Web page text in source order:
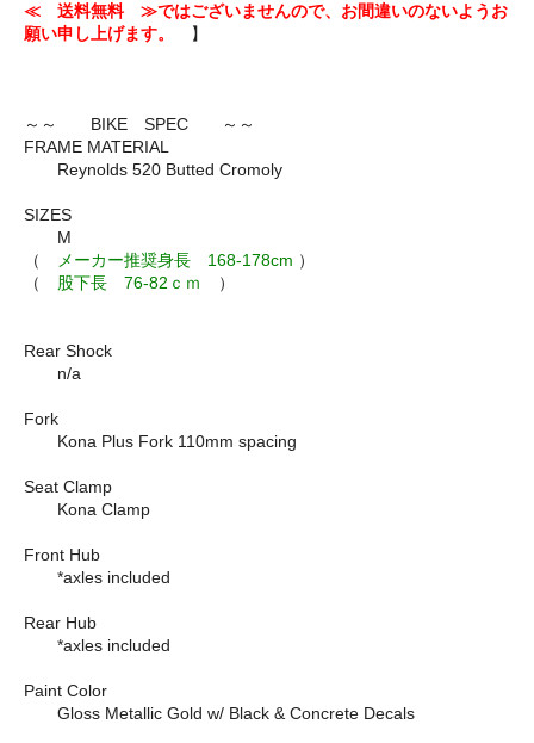
≪ 送料無料 ≫ではございませんので、お間違いのないようお
願い申し上げます。
】
～～ BIKE SPEC ～～
FRAME MATERIAL
Reynolds 520 Butted Cromoly
SIZES
M
（
メーカー推奨身長 168-178cm ）
（ 股下長 76-82ｃｍ ）
Rear Shock
n/a
Fork
Kona Plus Fork 110mm spacing
Seat Clamp
Kona Clamp
Front Hub
*axles included
Rear Hub
*axles included
Paint Color
Gloss Metallic Gold w/ Black & Concrete Decals